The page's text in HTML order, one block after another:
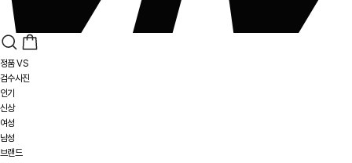
정품 VS
검수사진
인기
신상
여성
남성
브랜드